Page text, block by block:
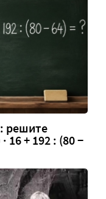
решите
16 + 192 : (80 −